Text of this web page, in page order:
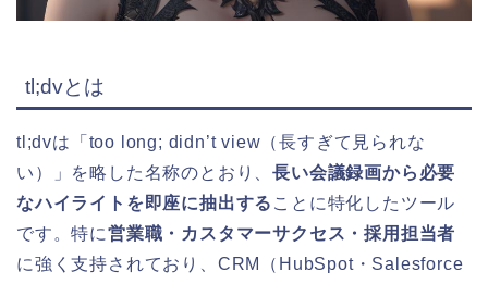
tl;dvとは
tl;dvは「too long; didn’t view（長すぎて見られな
い）」を略した名称のとおり、長い会議録画から必要
なハイライトを即座に抽出する ことに特化したツール
です。特に営業職・カスタマーサクセス・採用担当者
に強く支持されており、CRM（HubSpot・Salesforce